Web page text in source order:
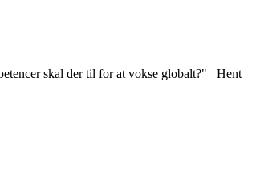
skal der til for at vokse globalt?" Hent